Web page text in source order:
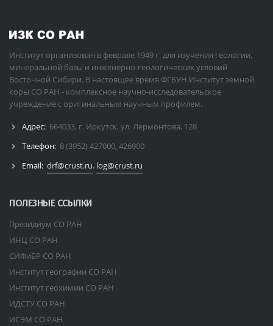
Институт организован в феврале 1949 г. для изучения геологии,
минеральной базы и инженерно-геологических условий
Восточной Сибири. В настоящее время ФГБУН Институт земной
коры СО РАН - комплексное научно-исследовательское
учреждение с оригинальным научным профилем.
Адрес: 664033, г. Иркутск, ул. Лермонтова, 128
Телефон: 8 (3952) 427000, 426900
Email: drf@crust.ru, log@crust.ru
ПОЛЕЗНЫЕ ССЫЛКИ
Президиум СО РАН
ИНЦ СО РАН
СИФиБР СО РАН
Институт географии СО РАН
Институт геохимии СО РАН
ИДСТУ СО РАН
ИСЭМ СО РАН